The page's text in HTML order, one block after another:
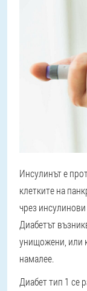
Инсулинът е
клетките на
чрез
Диабетът
унищожени, или
намалее.
Диабет тип 1 се